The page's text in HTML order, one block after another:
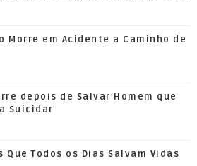
Morre em Acidente a Caminho de
depois de Salvar Homem que
Suicidar
Que Todos os Dias Salvam Vidas